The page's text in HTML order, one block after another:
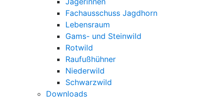
Fachausschuss Jagdhorn
Lebensraum
Gams- und Steinwild
Rotwild
Raufußhühner
Niederwild
Schwarzwild
Downloads